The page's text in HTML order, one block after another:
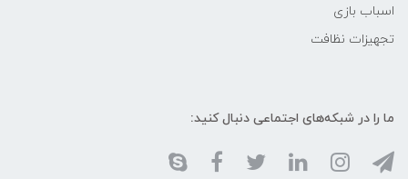
اسباب بازی
تجهیزات نظافت
ما را در شبکه‌های اجتماعی دنبال کنید: